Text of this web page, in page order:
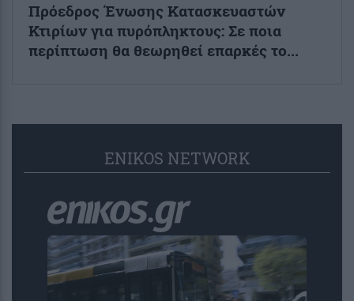
Πρόεδρος Ένωσης Κατασκευαστών
Κτιρίων για πυρόπληκτους: Σε ποια
περίπτωση θα θεωρηθεί επαρκές το...
ENIKOS NETWORK